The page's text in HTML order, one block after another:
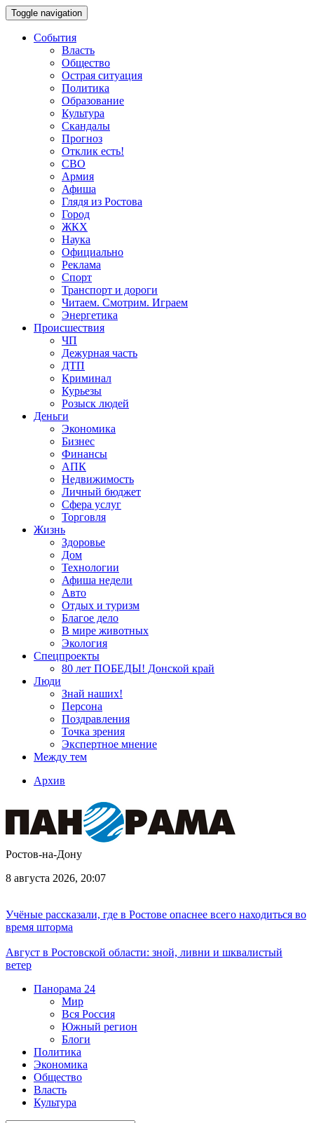
Toggle navigation
События
Власть
Общество
Острая ситуация
Политика
Образование
Культура
Скандалы
Прогноз
Отклик есть!
СВО
Армия
Афиша
Глядя из Ростова
Город
ЖКХ
Наука
Официально
Реклама
Спорт
Транспорт и дороги
Читаем. Смотрим. Играем
Энергетика
Происшествия
ЧП
Дежурная часть
ДТП
Криминал
Курьезы
Розыск людей
Деньги
Экономика
Бизнес
Финансы
АПК
Недвижимость
Личный бюджет
Сфера услуг
Торговля
Жизнь
Здоровье
Дом
Технологии
Афиша недели
Авто
Отдых и туризм
Благое дело
В мире животных
Экология
Спецпроекты
80 лет ПОБЕДЫ! Донской край
Люди
Знай наших!
Персона
Поздравления
Точка зрения
Экспертное мнение
Между тем
Архив
Ростов-на-Дону
8 августа 2026, 20:07
Учёные рассказали, где в Ростове опаснее всего находиться во
время шторма
Август в Ростовской области: зной, ливни и шквалистый
ветер
Панорама 24
Мир
Вся Россия
Южный регион
Блоги
Политика
Экономика
Общество
Власть
Культура